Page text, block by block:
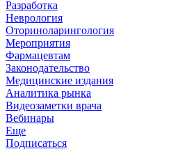
Разработка
Неврология
Оториноларингология
Мероприятия
Фармацевтам
Законодательство
Медицинские издания
Аналитика рынка
Видеозаметки врача
Вебинары
Еще
Подписаться